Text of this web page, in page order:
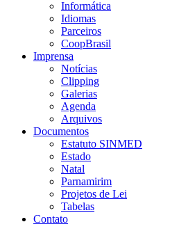
Informática
Idiomas
Parceiros
CoopBrasil
Imprensa
Notícias
Clipping
Galerias
Agenda
Arquivos
Documentos
Estatuto SINMED
Estado
Natal
Parnamirim
Projetos de Lei
Tabelas
Contato